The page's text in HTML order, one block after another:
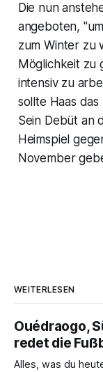
Die nun
angeboten,
zum Winter zu
Möglichkeit zu
intensiv zu
sollte Haas
Sein Debüt an
Heimspiel
November
WEITERLESEN
Ouédraogo,
redet die
Alles, was du